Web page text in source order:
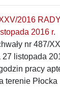
2016
2016 r.
nr 487/
27 listopada
pracy
terenie Płocka